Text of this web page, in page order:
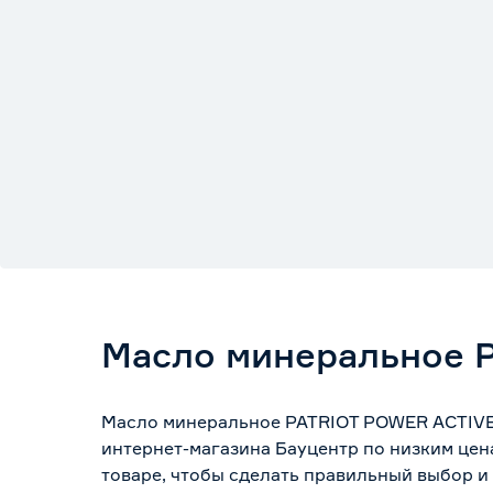
Масло минеральное
Масло минеральное PATRIOT POWER
интернет-магазина Бауцентр по низким
товаре, чтобы сделать правильный выбор и